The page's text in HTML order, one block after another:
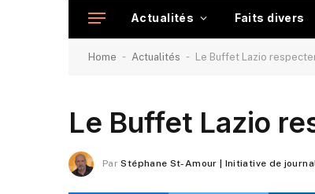
Actualités Faits divers
Home - Actualités - Le Buffet Lazio
Le Buffet Lazio
Par Stéphane St-Amour | Initiative de